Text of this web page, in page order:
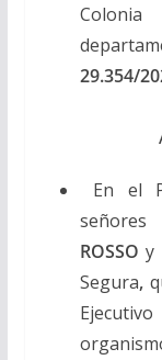
29.354/
En el
señores
ROSSOy
Segura,